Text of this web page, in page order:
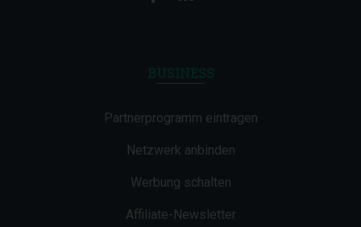
Partnerprogramm eintragen
Netzwerk anbinden
Werbung schalten
Affiliate-Newsletter